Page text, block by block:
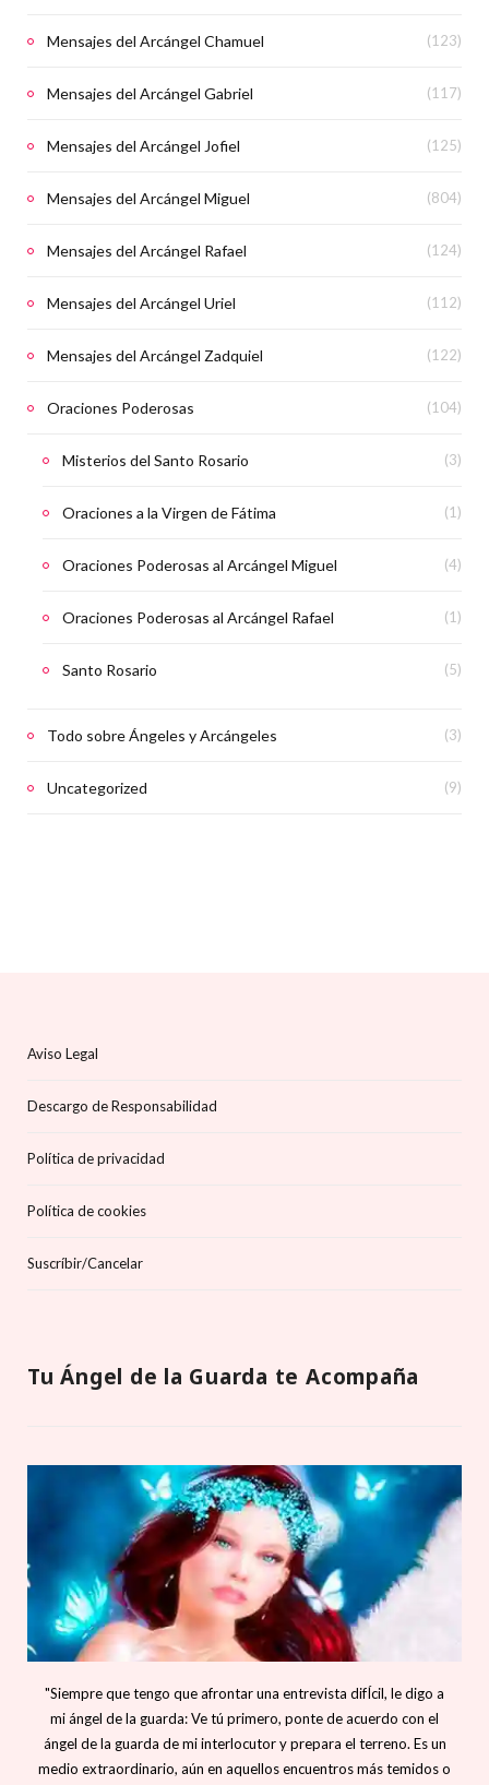
Mensajes del Arcángel Chamuel (123)
Mensajes del Arcángel Gabriel (117)
Mensajes del Arcángel Jofiel (125)
Mensajes del Arcángel Miguel (804)
Mensajes del Arcángel Rafael (124)
Mensajes del Arcángel Uriel (112)
Mensajes del Arcángel Zadquiel (122)
Oraciones Poderosas (104)
Misterios del Santo Rosario (3)
Oraciones a la Virgen de Fátima (1)
Oraciones Poderosas al Arcángel Miguel (4)
Oraciones Poderosas al Arcángel Rafael (1)
Santo Rosario (5)
Todo sobre Ángeles y Arcángeles (3)
Uncategorized (9)
Aviso Legal
Descargo de Responsabilidad
Política de privacidad
Política de cookies
Suscríbir/Cancelar
Tu Ángel de la Guarda te Acompaña
"Siempre que tengo que afrontar una entrevista difÍcil, le digo a
mi ángel de la guarda: Ve tú primero, ponte de acuerdo con el
ángel de la guarda de mi interlocutor y prepara el terreno. Es un
medio extraordinario, aún en aquellos encuentros más temidos o